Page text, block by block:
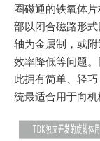
圈磁通的铁氧体
部以闭合磁路形
轴为金属制， 或附
效率降低等问题。
此拥有简单、轻
统最适合用于向